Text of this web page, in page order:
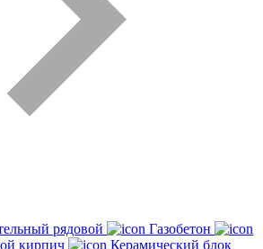
рядовой
Газобетон
кирпич
Керамический блок